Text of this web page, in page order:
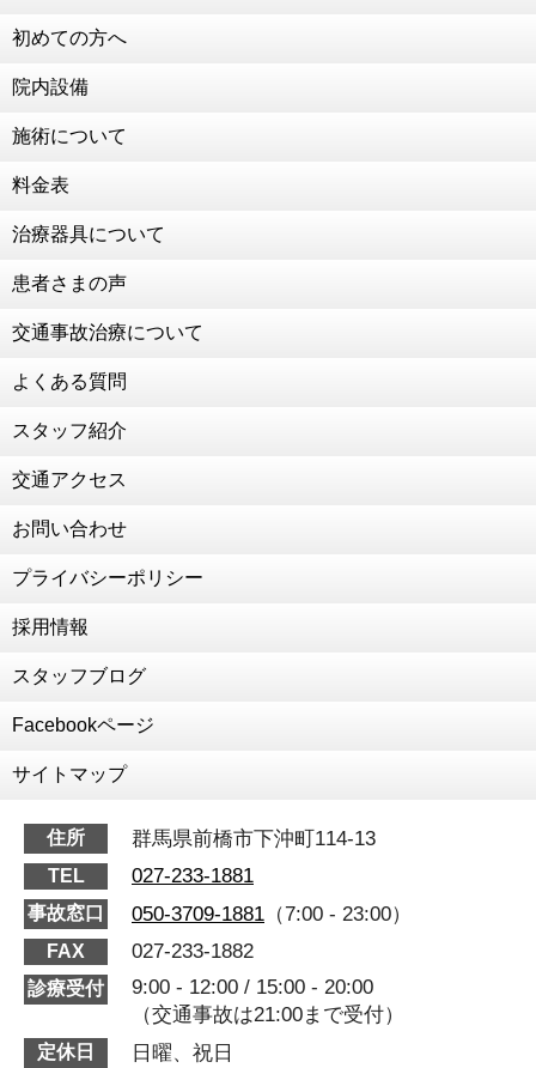
初めての方へ
院内設備
施術について
料金表
治療器具について
患者さまの声
交通事故治療について
よくある質問
スタッフ紹介
交通アクセス
お問い合わせ
プライバシーポリシー
採用情報
スタッフブログ
Facebookページ
サイトマップ
住所 群馬県前橋市下沖町114-13
TEL 027-233-1881
事故窓口 050-3709-1881 （7:00 - 23:00）
FAX 027-233-1882
診療受付
9:00 - 12:00 / 15:00 - 20:00
（交通事故は21:00まで受付）
定休日 日曜、祝日